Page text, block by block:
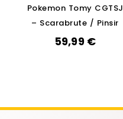
Pokemon Tomy CGTSJ
– Scarabrute / Pinsir
59,99 €